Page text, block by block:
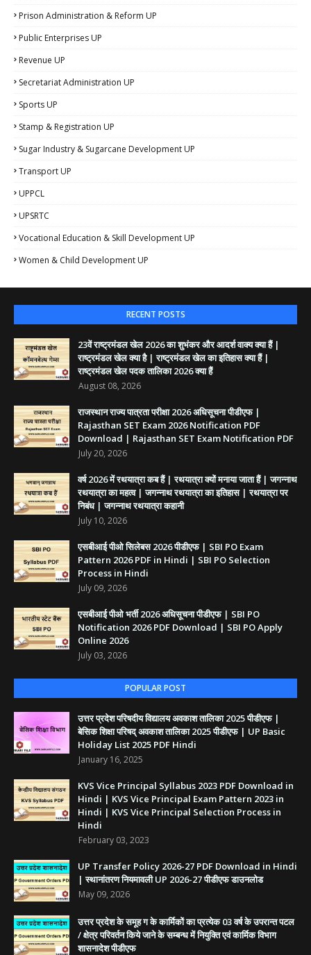
Prison Administration & Reform UP
Public Enterprises UP
Revenue UP
Secretariat Administration UP
Sports UP
Stamp & Registration UP
Sugar Industry & Sugarcane Development UP
Transport UP
UPPCL
UPSRTC
Vocational Education & Skill Development UP
Women & Child Development UP
RECENT POSTS
23वें राष्ट्रमंडल खेल 2026 का शुभंकर और आदर्श वाक्य क्या हैं |
राष्ट्रमंडल खेल क्या है | राष्ट्रमंडल खेल का इतिहास क्या हैं |
राष्ट्रमंडल खेल पदक तालिका 2026 क्या हैं
August 08, 2026
राजस्थान राज्य पात्रता परीक्षा 2026 अधिसूचना पीडीएफ |
Rajasthan SET Exam 2026 Notification PDF
Download | Rajasthan SET Exam Notification PDF
July 20, 2026
वर्ष 2026 में रथयात्रा कब हैं | रथयात्रा क्यों मनाया जाता हैं | जगन्नाथ
रथयात्रा का महत्व | जगन्नाथ रथयात्रा का इतिहास | रथयात्रा पर
निबंध | जगन्नाथ रथयात्रा कहानी
July 10, 2026
एसबीआई पीओ सिलेबस 2026 पीडीएफ | SBI PO Exam
Pattern 2026 PDF in Hindi | SBI PO Selection
Process in Hindi
July 09, 2026
एसबीआई पीओ भर्ती 2026 अधिसूचना पीडीएफ | SBI PO
Notification 2026 PDF Download | SBI PO Apply
Online 2026
July 03, 2026
POPULAR POST
उत्तर प्रदेश परिषदीय विद्यालय अवकाश तालिका 2025 पीडीएफ |
बेसिक शिक्षा परिषद् अवकाश तालिका 2025 पीडीएफ | UP Basic
Holiday List 2025 PDF Hindi
January 16, 2025
KVS Vice Principal Syllabus 2023 PDF Download in
Hindi | KVS Vice Principal Exam Pattern 2023 in
Hindi | KVS Vice Principal Selection Process in
Hindi
February 03, 2023
UP Transfer Policy 2026-27 PDF Download in Hindi
| स्थानांतरण नियमावली UP 2026-27 पीडीएफ डाउनलोड
May 09, 2026
उत्तर प्रदेश के समूह ग के कार्मिकों का प्रत्येक 03 वर्ष के उपरान्त पटल
/ क्षेत्र परिवर्तन किये जाने के सम्बन्ध में नियुक्ति एवं कार्मिक विभाग
शासनादेश पीडीएफ